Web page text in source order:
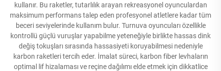
kullanır. Bu raketler, tutarlılık arayan rekreasyonel oyunculardan
maksimum performans talep eden profesyonel atletlere kadar tüm
beceri seviyelerinde kullanım bulur. Turnuva oyuncuları özellikle
kontrollü güçlü vuruşlar yapabilme yeteneğiyle birlikte hassas dink
değiş tokuşları sırasında hassasiyeti koruyabilmesi nedeniyle
karbon raketleri tercih eder. İmalat süreci, karbon fiber levhaların
optimal lif hizalaması ve reçine dağılımı elde etmek için dikkatlice